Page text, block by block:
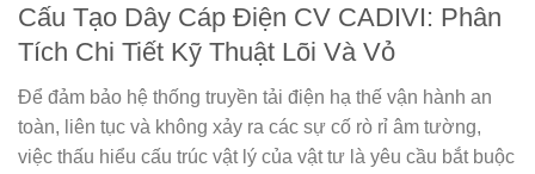
Cấu Tạo Dây Cáp Điện CV CADIVI: Phân
Tích Chi Tiết Kỹ Thuật Lõi Và Vỏ
Để đảm bảo hệ thống truyền tải điện hạ thế vận hành an
toàn, liên tục và không xảy ra các sự cố rò rỉ âm tường,
việc thấu hiểu cấu trúc vật lý của vật tư là yêu cầu bắt buộc